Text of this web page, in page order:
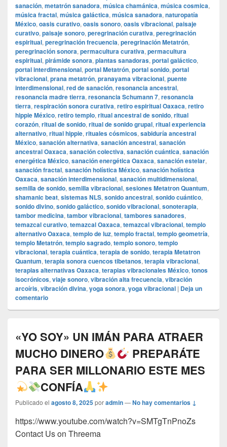
sanación, metatrón sanadora, música chamánica, música cosmica,
música fractal, música galáctica, música sanadora, naturopatía
México, oasis curativo, oasis sonoro, oasis vibracional, paisaje
curativo, paisaje sonoro, peregrinación curativa, peregrinación
espiritual, peregrinación frecuencia, peregrinación Metatrón,
peregrinación sonora, permacultura curativa, permacultura
espiritual, pirámide sonora, plantas sanadoras, portal galáctico,
portal interdimensional, portal Metatrón, portal sonido, portal
vibracional, prana metatrón, pranayama vibracional, puente
interdimensional, red de sanación, resonancia ancestral,
resonancia madre tierra, resonancia Schumann 7, resonancia
tierra, respiración sonora curativa, retiro espiritual Oaxaca, retiro
hippie México, retiro templo, ritual ancestral de sonido, ritual
corazón, ritual de sonido, ritual de sonido grupal, ritual experiencia
alternativo, ritual hippie, rituales cósmicos, sabiduría ancestral
México, sanación alternativa, sanación ancestral, sanación
ancestral Oaxaca, sanación colectiva, sanación cuántica, sanación
energética México, sanación energética Oaxaca, sanación estelar,
sanación fractal, sanación holística México, sanación holística
Oaxaca, sanación interdimensional, sanación multidimensional,
semilla de sonido, semilla vibracional, sesiones Metatron Quantum,
shamanic beat, sistemas NLS, sonido ancestral, sonido cuántico,
sonido divino, sonido galáctico, sonido vibracional, sonoterapia,
tambor medicina, tambor vibracional, tambores sanadores,
temazcal curativo, temazcal Oaxaca, temazcal vibracional, templo
alternativo Oaxaca, templo de luz, templo fractal, templo geometría,
templo Metatrón, templo sagrado, templo sonoro, templo
vibracional, terapia cuántica, terapia de sonido, terapia Metatron
Quantum, terapia sonora cuencos tibetanos, terapia vibracional,
terapias alternativas Oaxaca, terapias vibracionales México, tonos
isocrónicos, viaje sonoro, vibración alta frecuencia, vibración
arcoíris, vibración divina, yoga sonora, yoga vibracional | Deja un
comentario
«YO SOY» UN IMÁN PARA ATRAER
MUCHO DINERO
PREPARÁTE
PARA SER MILLONARIO ESTE MES
CONFÍA
Publicado el agosto 8, 2025poradmin—No hay comentarios ↓
https://www.youtube.com/watch?v=SMTgTnPnoZs
Contact Us on Threema